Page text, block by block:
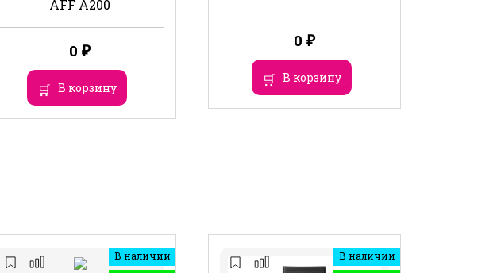
AFF A200
0 ₽
В корзину
0 ₽
В корзину
В наличии
В наличии